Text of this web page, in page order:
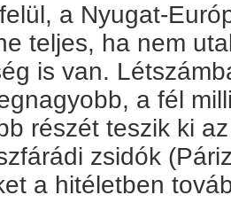
a Nyugat-
teljes, ha nem
is van.
a fél
részét teszik ki
zsidók
a hitéletben